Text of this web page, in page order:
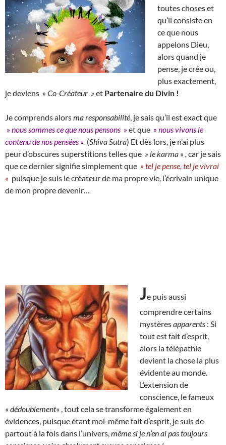
toutes choses et
qu’il consiste en
ce que nous
appelons Dieu,
alors quand je
pense, je crée ou,
plus exactement,
je deviens » Co-Créateur » et Partenaire du Divin !
Je comprends alorsma responsabilité , je sais qu’il est exact que
» nous sommes ce que nous pensons » et que » nous vivons le
contenu de nos pensées « (Shiva Sutra) Et dès lors, je n’ai plus
peur d’obscures superstitions telles que » le karma « , car je sais
que ce dernier signifie simplement que » tel je pense, tel je vivrai
« puisque je suis le créateur de ma propre vie, l’écrivain unique
de mon propre devenir…
Je puis aussi
comprendre certains
mystèresapparents : Si
tout est fait d’esprit,
alors la télépathie
devient la chose la plus
évidente au monde.
L’extension de
conscience, le fameux
« dédoublement« , tout cela se transforme également en
évidences, puisque étant moi-même fait d’esprit, je suis de
partout à la fois dans l’univers, même si je n’en ai pas toujours